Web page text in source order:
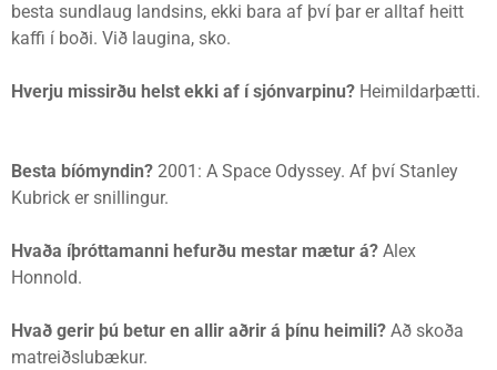
besta sundlaug landsins, ekki bara af því þar er alltaf heitt
kaffi í boði. Við laugina, sko.
Hverju missirðu helst ekki af í sjónvarpinu? Heimildarþætti.
Besta bíómyndin? 2001: A Space Odyssey. Af því Stanley
Kubrick er snillingur.
Hvaða íþróttamanni hefurðu mestar mætur á? Alex
Honnold.
Hvað gerir þú betur en allir aðrir á þínu heimili? Að skoða
matreiðslubækur.